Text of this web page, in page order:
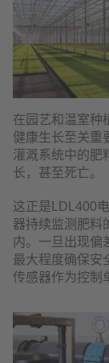
在园艺和温室种
健康生长至关重
灌溉系统中的肥
长，甚至死亡。
这正是LDL400
器持续监测肥料
内。一旦出现偏
最大程度确保安
传感器作为控制